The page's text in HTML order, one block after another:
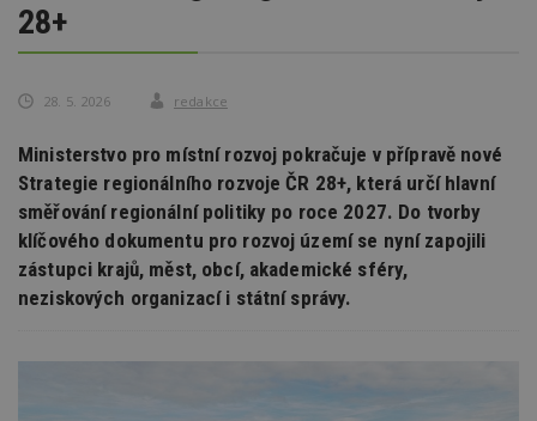
28+
28. 5. 2026 redakce
Ministerstvo pro místní rozvoj pokračuje v přípravě nové
Strategie regionálního rozvoje ČR 28+, která určí hlavní
směřování regionální politiky po roce 2027. Do tvorby
klíčového dokumentu pro rozvoj území se nyní zapojili
zástupci krajů, měst, obcí, akademické sféry,
neziskových organizací i státní správy.